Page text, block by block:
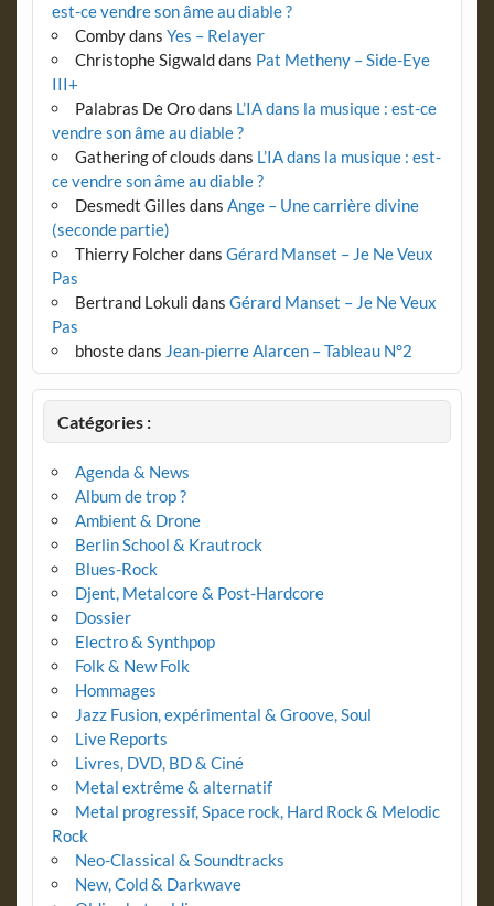
est-ce vendre son âme au diable ?
Combydans Yes – Relayer
Christophe Sigwalddans Pat Metheny – Side-Eye
III+
Palabras De Orodans L’IA dans la musique : est-ce
vendre son âme au diable ?
Gathering of clouds dans L’IA dans la musique : est-
ce vendre son âme au diable ?
Desmedt Gilles dans Ange – Une carrière divine
(seconde partie)
Thierry Folcherdans Gérard Manset – Je Ne Veux
Pas
Bertrand Lokuli dans Gérard Manset – Je Ne Veux
Pas
bhostedans Jean-pierre Alarcen – Tableau N°2
Catégories :
Agenda & News
Album de trop ?
Ambient & Drone
Berlin School & Krautrock
Blues-Rock
Djent, Metalcore & Post-Hardcore
Dossier
Electro & Synthpop
Folk & New Folk
Hommages
Jazz Fusion, expérimental & Groove, Soul
Live Reports
Livres, DVD, BD & Ciné
Metal extrême & alternatif
Metal progressif, Space rock, Hard Rock & Melodic
Rock
Neo-Classical & Soundtracks
New, Cold & Darkwave